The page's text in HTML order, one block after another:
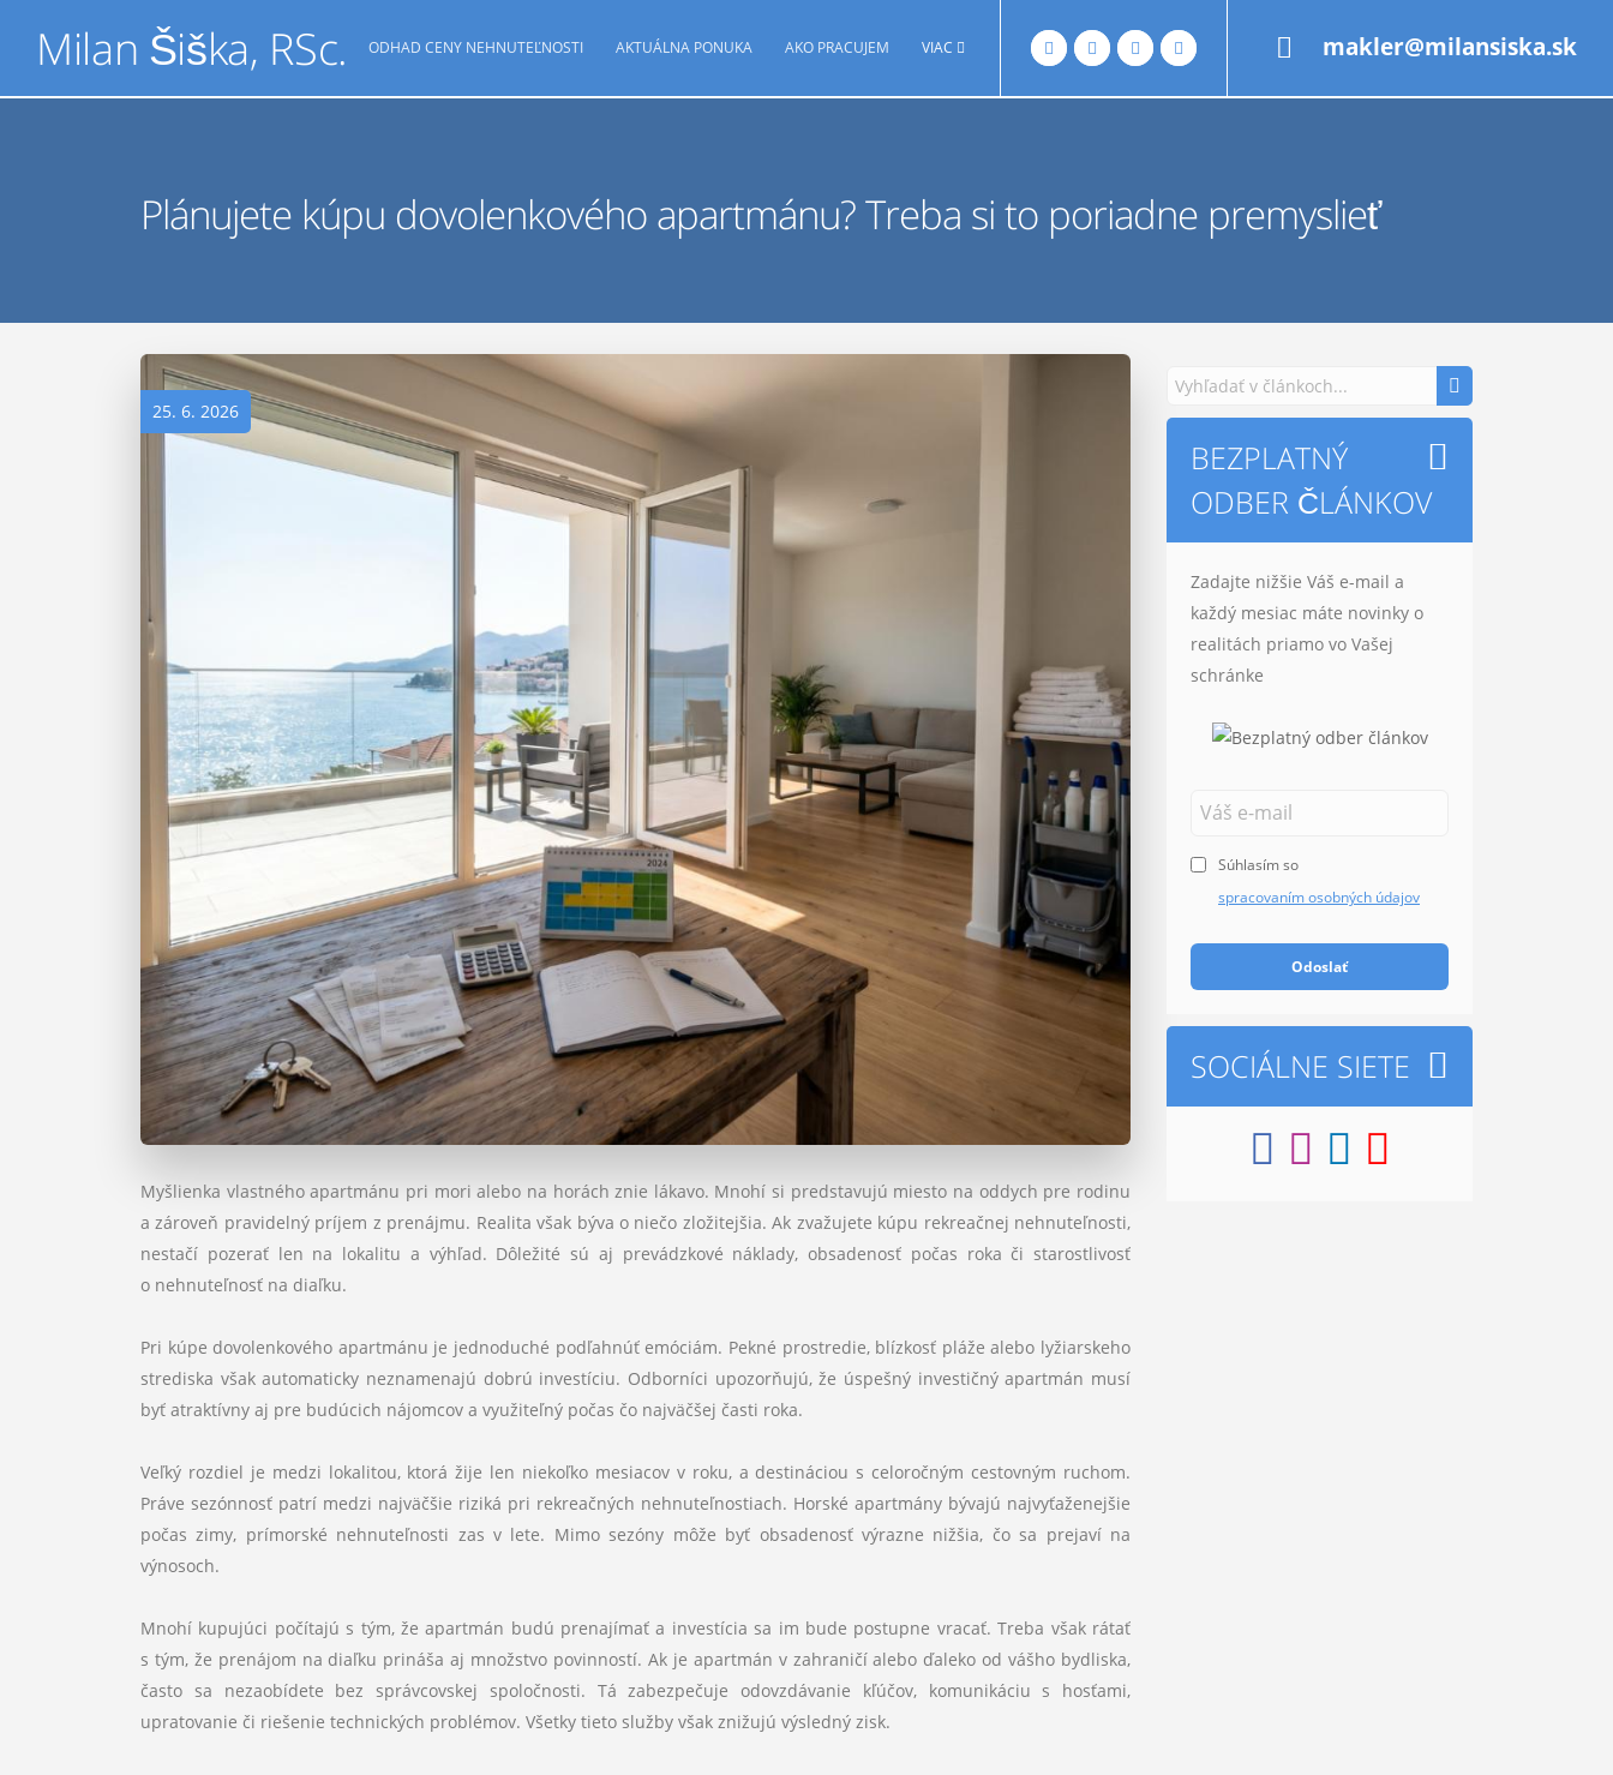
Milan Šiška, RSc. ODHAD CENY NEHNUTEĽNOSTI AKTUÁLNA PONUKA AKO PRACUJEM VIAC makler@milansiska.sk
Plánujete kúpu dovolenkového apartmánu? Treba si to poriadne premyslieť
25. 6. 2026
Myšlienka vlastného apartmánu pri mori alebo na horách znie lákavo. Mnohí si predstavujú miesto na oddych pre rodinu
a zároveň pravidelný príjem z prenájmu. Realita však býva o niečo zložitejšia. Ak zvažujete kúpu rekreačnej nehnuteľnosti,
nestačí pozerať len na lokalitu a výhľad. Dôležité sú aj prevádzkové náklady, obsadenosť počas roka či starostlivosť
o nehnuteľnosť na diaľku.
Pri kúpe dovolenkového apartmánu je jednoduché podľahnúť emóciám. Pekné prostredie, blízkosť pláže alebo lyžiarskeho
strediska však automaticky neznamenajú dobrú investíciu. Odborníci upozorňujú, že úspešný investičný apartmán musí
byť atraktívny aj pre budúcich nájomcov a využiteľný počas čo najväčšej časti roka.
Veľký rozdiel je medzi lokalitou, ktorá žije len niekoľko mesiacov v roku, a destináciou s celoročným cestovným ruchom.
Práve sezónnosť patrí medzi najväčšie riziká pri rekreačných nehnuteľnostiach. Horské apartmány bývajú najvyťaženejšie
počas zimy, prímorské nehnuteľnosti zas v lete. Mimo sezóny môže byť obsadenosť výrazne nižšia, čo sa prejaví na
výnosoch.
Mnohí kupujúci počítajú s tým, že apartmán budú prenajímať a investícia sa im bude postupne vracať. Treba však rátať
s tým, že prenájom na diaľku prináša aj množstvo povinností. Ak je apartmán v zahraničí alebo ďaleko od vášho bydliska,
často sa nezaobídete bez správcovskej spoločnosti. Tá zabezpečuje odovzdávanie kľúčov, komunikáciu s hosťami,
upratovanie či riešenie technických problémov. Všetky tieto služby však znižujú výsledný zisk.
BEZPLATNÝ
ODBER ČLÁNKOV
Zadajte nižšie Váš e-mail a
každý mesiac máte novinky o
realitách priamo vo Vašej
schránke
Súhlasím so
spracovaním osobných údajov
Odoslať
SOCIÁLNE SIETE